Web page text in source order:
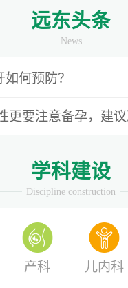
远东头条
News
何预防？
要注意备孕，建议准备3-
学科建设
Discipline construction
产科 儿内科